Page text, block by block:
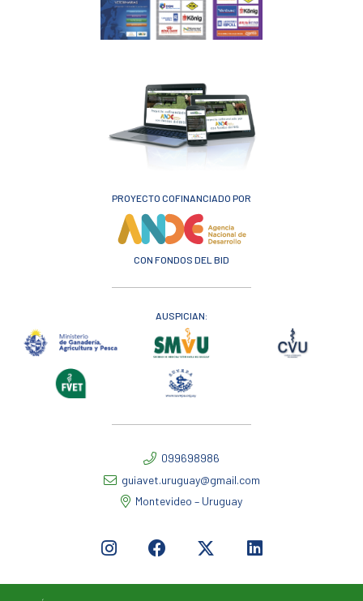
PROYECTO COFINANCIADO POR
CON FONDOS DEL BID
AUSPICIAN:
099698986
guiavet.uruguay@gmail.com
Montevideo – Uruguay